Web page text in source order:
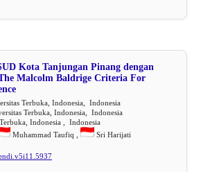
Kota Tanjungan Pinang dengan
Malcolm Baldrige Criteria For
Terbuka, Indonesia, Indonesia
Terbuka, Indonesia, Indonesia
Indonesia , Indonesia
Muhammad Taufiq , Sri Harijati